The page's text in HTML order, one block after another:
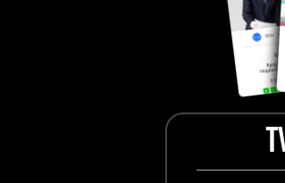
VIDEO Projections
Kids content